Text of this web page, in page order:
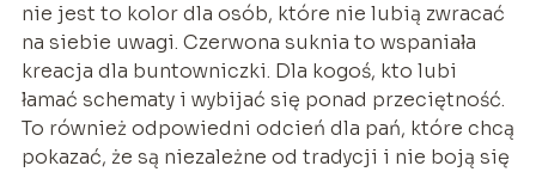
nie jest to kolor dla osób, które nie lubią zwracać
na siebie uwagi. Czerwona suknia to wspaniała
kreacja dla buntowniczki. Dla kogoś, kto lubi
łamać schematy i wybijać się ponad przeciętność.
To również odpowiedni odcień dla pań, które chcą
pokazać, że są niezależne od tradycji i nie boją się